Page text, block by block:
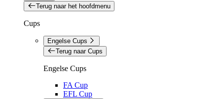
Terug naar het hoofdmenu
Cups
Engelse Cups
Terug naar Cups
Engelse Cups
FA Cup
EFL Cup